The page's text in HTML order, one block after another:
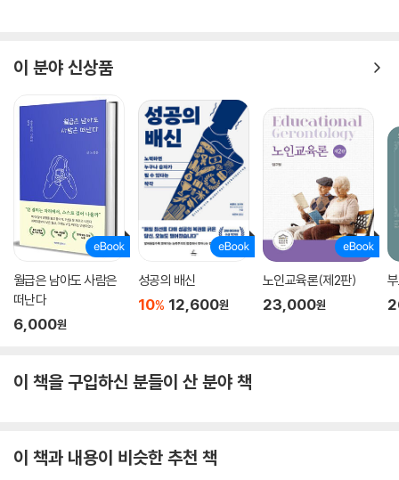
이 분야 신상품
월급은 남아도 사람은
떠난다
6,000원
성공의 배신
10% 12,600원
노인교육론(제2판)
23,000원
이 책을 구입하신 분들이 산 분야 책
이 책과 내용이 비슷한 추천 책